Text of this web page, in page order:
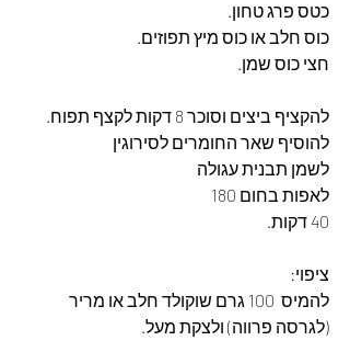
כטס פרג טחון.
כוס חלב או כוס מיץ תפוזים.
חצי כוס שמן.
להקציף ביצים וסוכר 8 דקות לקצף תפוח.
להוסיף שאר החומרים לסירוגין
לשמן תבנית עגולה
לאפות בחום 180
40 דקות.
ציפוי:
להמיס  100 גרם שוקולד חלב או מריר
(לגרסה פרווה) ולצקת מעל.